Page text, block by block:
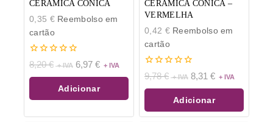
CERÂMICA CONICA
0,35 €Reembolso em
cartão
0
de
5
8,20€ 6,97 €
Adicionar
CERÂMICA CONICA –
VERMELHA
0,42 €Reembolso em
cartão
0
de
5
9,78€ 8,31 €
Adicionar